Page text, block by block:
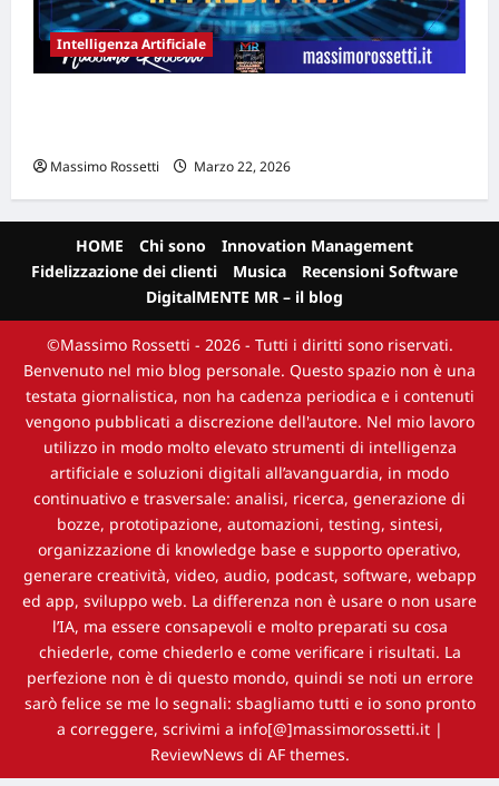
Intelligenza Artificiale
Massimo Rossetti Marzo 22, 2026
HOME Chi sono
Innovation Management
Fidelizzazione dei clienti
Musica
Recensioni Software
DigitalMENTE MR – il blog
©Massimo Rossetti - 2026 - Tutti i diritti sono riservati.
Benvenuto nel mio blog personale. Questo spazio non è una
testata giornalistica, non ha cadenza periodica e i contenuti
vengono pubblicati a discrezione dell'autore. Nel mio lavoro
utilizzo in modo molto elevato strumenti di intelligenza
artificiale e soluzioni digitali all’avanguardia, in modo
continuativo e trasversale: analisi, ricerca, generazione di
bozze, prototipazione, automazioni, testing, sintesi,
organizzazione di knowledge base e supporto operativo,
generare creatività, video, audio, podcast, software, webapp
ed app, sviluppo web. La differenza non è usare o non usare
l’IA, ma essere consapevoli e molto preparati su cosa
chiederle, come chiederlo e come verificare i risultati. La
perfezione non è di questo mondo, quindi se noti un errore
sarò felice se me lo segnali: sbagliamo tutti e io sono pronto
a correggere, scrivimi a info[@]massimorossetti.it |
ReviewNews di AF themes.